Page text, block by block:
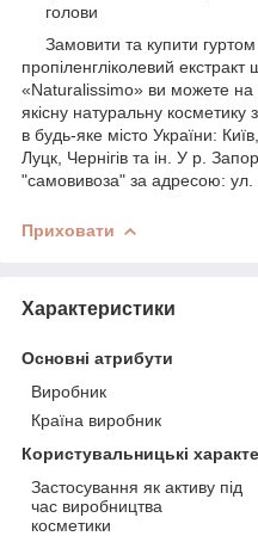
голови
Замовити та купити гуртом
пропіленгліколевий
«Naturalissimo» ви можете
якісну натуральну
в будь-яке місто України:
Луцк, Чернігів та ін. У р.
"самовивоза" за адресою: ул.
Приховати
Характеристики
Основні атрибути
Виробник
Країна виробник
Користувальницькі
Застосування як активу під
час виробництва
косметики